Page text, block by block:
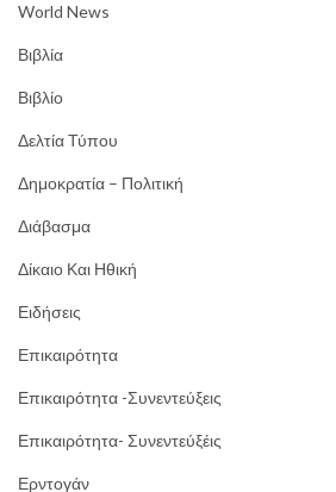
World News
Βιβλία
Βιβλίο
Δελτία Τύπου
Δημοκρατία – Πολιτική
Διάβασμα
Δίκαιο Και Ηθική
Ειδήσεις
Επικαιρότητα
Επικαιρότητα -Συνεντεύξεις
Επικαιρότητα- Συνεντεύξέις
Ερντογάν